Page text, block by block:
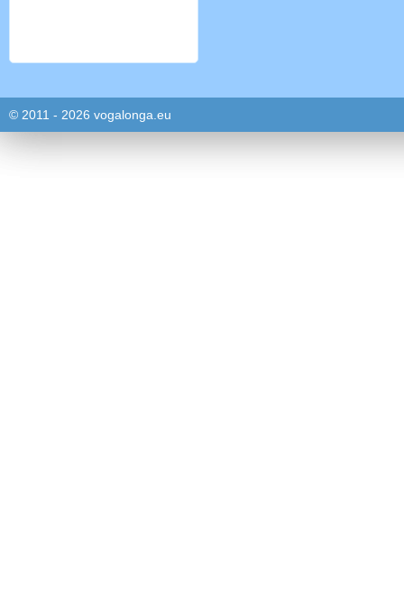
© 2011 - 2026 vogalonga.eu